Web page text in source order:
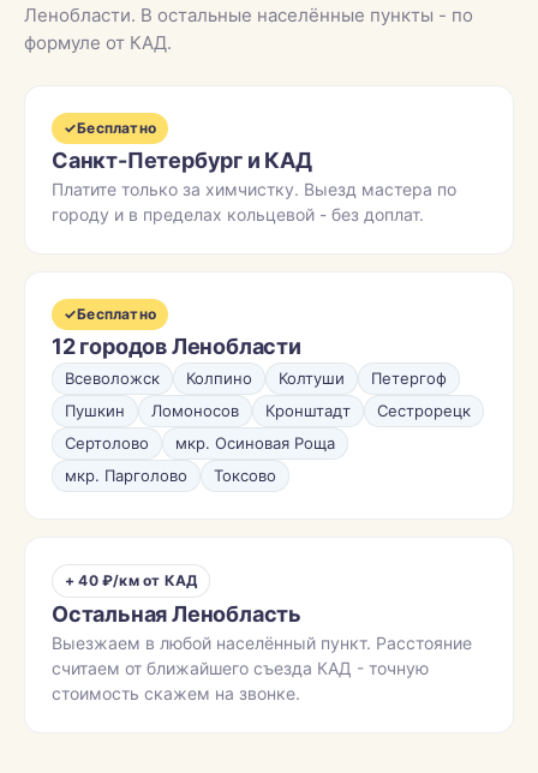
Ленобласти. В остальные населённые пункты - по
формуле от КАД.
✓Бесплатно
Санкт-Петербург и КАД
Платите только за химчистку. Выезд мастера по
городу и в пределах кольцевой - без доплат.
✓Бесплатно
12 городов Ленобласти
Всеволожск Колпино Колтуши
Петергоф
Пушкин
Ломоносов Кронштадт
Сестрорецк
Сертолово
мкр. Осиновая Роща
мкр. Парголово
Токсово
+ 40 ₽/км от КАД
Остальная Ленобласть
Выезжаем в любой населённый пункт. Расстояние
считаем от ближайшего съезда КАД - точную
стоимость скажем на звонке.